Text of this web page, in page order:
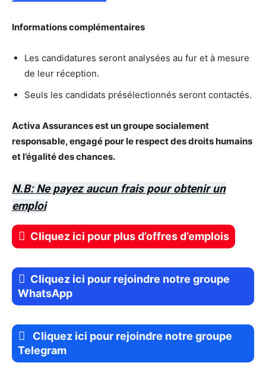
Informations complémentaires
Les candidatures seront analysées au fur et à mesure
de leur réception.
Seuls les candidats présélectionnés seront contactés.
Activa Assurances est un groupe socialement
responsable, engagé pour le respect des droits humains
et l’égalité des chances.
N.B: Ne payez aucun frais pour obtenir un
emploi
Cliquez ici pour plus d’offres d’emplois
Cliquez ici pour rejoindre notre groupe
WhatsApp
Cliquez ici pour rejoindre notre groupe
Telegram